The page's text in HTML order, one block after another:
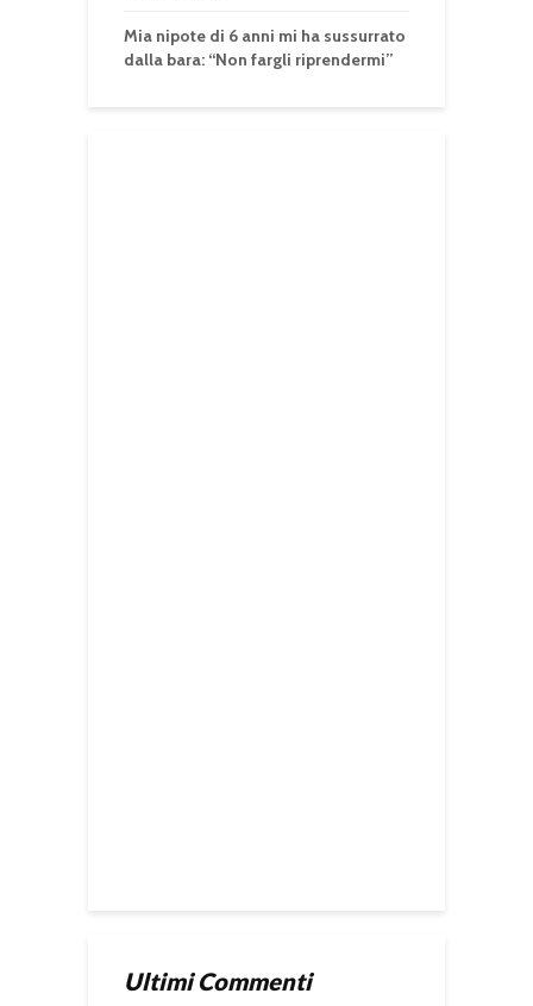
Mia nipote di 6 anni mi ha sussurrato
dalla bara: “Non fargli riprendermi”
Ultimi Commenti